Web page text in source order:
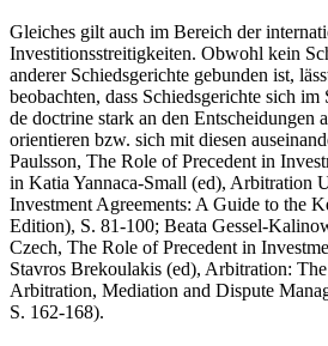
Gleiches gilt auch im Bereich der
Investitionsstreitigkeiten. Obwohl kein
anderer Schiedsgerichte gebunden ist,
beobachten, dass Schiedsgerichte sich
de doctrine stark an den Entscheidungen
orientieren bzw. sich mit diesen
Paulsson, The Role of Precedent in
in Katia Yannaca-Small (ed), Arbitration
Investment Agreements: A Guide to the
Edition), S. 81-100; Beata Gessel-
Czech, The Role of Precedent in
Stavros Brekoulakis (ed), Arbitration:
Arbitration, Mediation and Dispute
S. 162-168).